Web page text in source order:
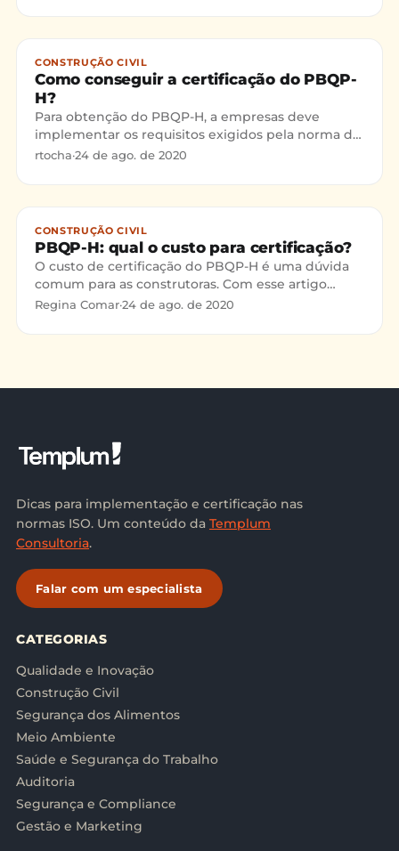
CONSTRUÇÃO CIVIL
Como conseguir a certificação do PBQP-
H?
Para obtenção do PBQP-H, a empresas deve
implementar os requisitos exigidos pela norma do
SiAC,. Primeiramente é aconselhável um
rtocha·24 de ago. de 2020
CONSTRUÇÃO CIVIL
PBQP-H: qual o custo para certificação?
O custo de certificação do PBQP-H é uma dúvida
comum para as construtoras. Com esse artigo
vamos listar os fatores que definem esse custo.
Regina Comar·24 de ago. de 2020
Dicas para implementação e certificação nas
normas ISO. Um conteúdo da Templum
Consultoria.
Falar com um especialista
CATEGORIAS
Qualidade e Inovação
Construção Civil
Segurança dos Alimentos
Meio Ambiente
Saúde e Segurança do Trabalho
Auditoria
Segurança e Compliance
Gestão e Marketing